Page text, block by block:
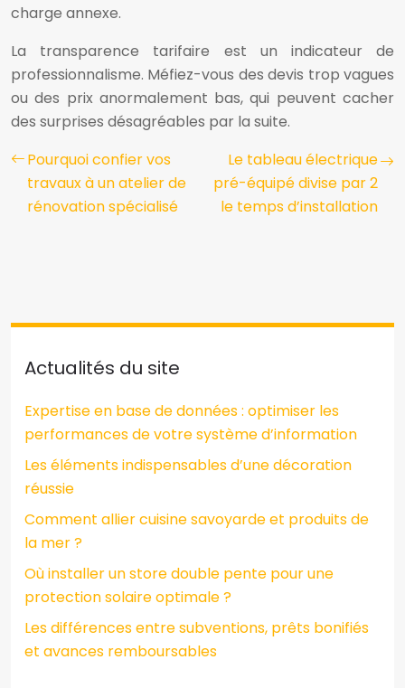
charge annexe.
La transparence tarifaire est un indicateur de
professionnalisme. Méfiez-vous des devis trop vagues
ou des prix anormalement bas, qui peuvent cacher
des surprises désagréables par la suite.
Pourquoi confier vos
travaux à un atelier de
rénovation spécialisé
Le tableau électrique
pré-équipé divise par 2
le temps d’installation
Actualités du site
Expertise en base de données : optimiser les
performances de votre système d’information
Les éléments indispensables d’une décoration
réussie
Comment allier cuisine savoyarde et produits de
la mer ?
Où installer un store double pente pour une
protection solaire optimale ?
Les différences entre subventions, prêts bonifiés
et avances remboursables